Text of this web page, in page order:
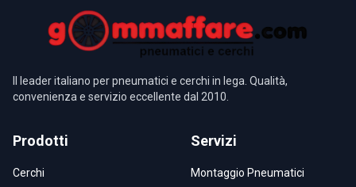
Il leader italiano per pneumatici e cerchi in lega. Qualità,
convenienza e servizio eccellente dal 2010.
Prodotti
Cerchi
Servizi
Montaggio Pneumatici